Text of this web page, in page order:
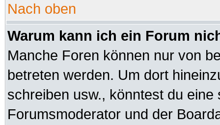
Nach oben
Warum kann ich ein Forum
Manche Foren können nur von
betreten werden. Um dort
schreiben usw., könntest du
Forumsmoderator und der